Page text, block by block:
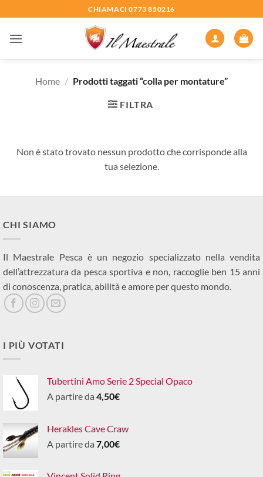
ai
contenuti
CHIAMACI 0773 850216
Home / Prodotti taggati “colla per montature”
FILTRA
Non è stato trovato nessun prodotto che corrisponde alla
tua selezione.
CHI SIAMO
Il Maestrale Pesca è un negozio specializzato nella vendita
dell’attrezzatura da pesca sportiva e non, raccoglie ben 15 anni
di conoscenza, pratica, abilità e amore per questo mondo.
I PIÙ VOTATI
Tubertini Amo Serie 2 Special Opaco
A partire da 4,50€
Herakles Cave Craw
A partire da 7,00€